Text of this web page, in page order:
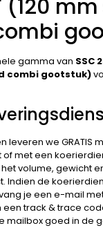
(120
gamma van SSC
combi gootstuk)
leveren we GRATIS
met een
volume, gewicht
Indien de
je een e-mail
track & trace
mailbox goed in de